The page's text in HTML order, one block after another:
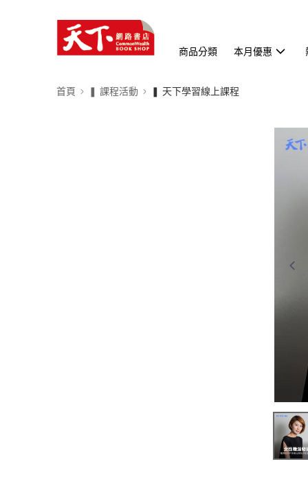
商品分類 本月優惠
首頁 ❚ 課程活動 ❚ 天下學習線上課程